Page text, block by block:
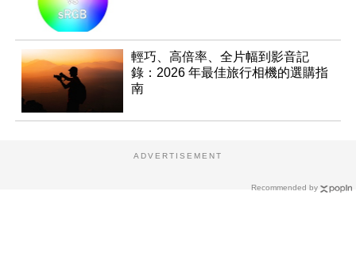
輕巧、高倍率、全片幅到影音記
錄：2026 年最佳旅行相機的選購指
南
Recommended by
ADVERTISEMENT